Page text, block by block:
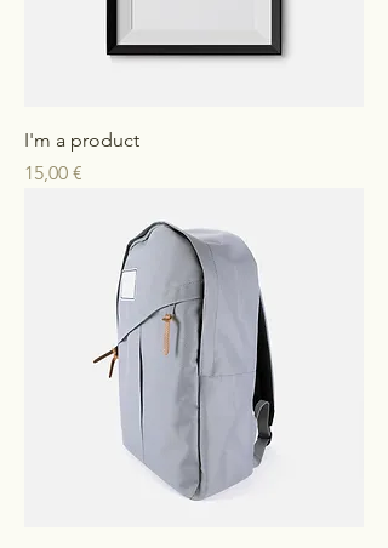
I'm a product
Preis
15,00 €